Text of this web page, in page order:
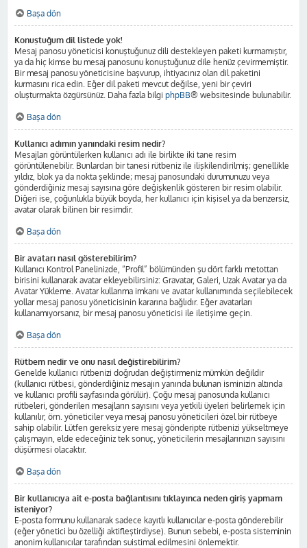
Başa dön
Konuştuğum dil listede yok!
Mesaj panosu yöneticisi konuştuğunuz dili destekleyen paketi kurmamıştır,
ya da hiç kimse bu mesaj panosunu konuştuğunuz dile henüz çevirmemiştir.
Bir mesaj panosu yöneticisine başvurup, ihtiyacınız olan dil paketini
kurmasını rica edin. Eğer dil paketi mevcut değilse, yeni bir çeviri
oluşturmakta özgürsünüz. Daha fazla bilgi phpBB® websitesinde bulunabilir.
Başa dön
Kullanıcı adımın yanındaki resim nedir?
Mesajları görüntülerken kullanıcı adı ile birlikte iki tane resim
görüntülenebilir. Bunlardan bir tanesi rütbeniz ile ilişkilendirilmiş; genellikle
yıldız, blok ya da nokta şeklinde; mesaj panosundaki durumunuzu veya
gönderdiğiniz mesaj sayısına göre değişkenlik gösteren bir resim olabilir.
Diğeri ise, çoğunlukla büyük boyda, her kullanıcı için kişisel ya da benzersiz,
avatar olarak bilinen bir resimdir.
Başa dön
Bir avatarı nasıl gösterebilirim?
Kullanıcı Kontrol Panelinizde, “Profil” bölümünden şu dört farklı metottan
birisini kullanarak avatar ekleyebilirsiniz: Gravatar, Galeri, Uzak Avatar ya da
Avatar Yükleme. Avatar kullanma imkanı ve avatar kullanımında seçilebilecek
yollar mesaj panosu yöneticisinin kararına bağlıdır. Eğer avatarları
kullanamıyorsanız, bir mesaj panosu yöneticisi ile iletişime geçin.
Başa dön
Rütbem nedir ve onu nasıl değiştirebilirim?
Genelde kullanıcı rütbenizi doğrudan değiştirmeniz mümkün değildir
(kullanıcı rütbesi, gönderdiğiniz mesajın yanında bulunan isminizin altında
ve kullanıcı profili sayfasında görülür). Çoğu mesaj panosunda kullanıcı
rütbeleri, gönderilen mesajların sayısını veya yetkili üyeleri belirlemek için
kullanılır, örn. yöneticiler veya mesaj panosu yöneticileri özel bir rütbeye
sahip olabilir. Lütfen gereksiz yere mesaj gönderipte rütbenizi yükseltmeye
çalışmayın, elde edeceğiniz tek sonuç, yöneticilerin mesajlarınızın sayısını
düşürmesi olacaktır.
Başa dön
Bir kullanıcıya ait e-posta bağlantısını tıklayınca neden giriş yapmam
isteniyor?
E-posta formunu kullanarak sadece kayıtlı kullanıcılar e-posta gönderebilir
(eğer yönetici bu özelliği aktifleştirdiyse). Bunun sebebi, e-posta sisteminin
anonim kullanıcılar tarafından suistimal edilmesini önlemektir.